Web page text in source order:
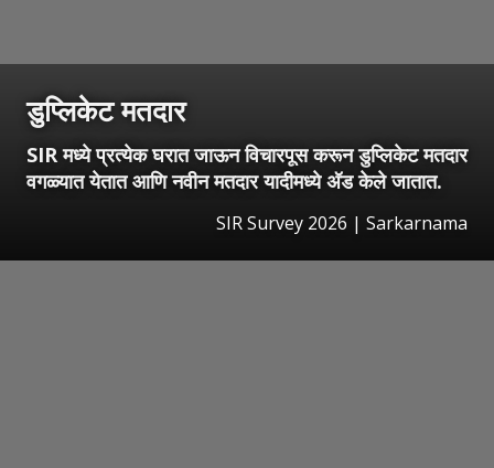
डुप्लिकेट मतदार
SIR मध्ये प्रत्येक घरात जाऊन विचारपूस करून डुप्लिकेट मतदार
वगळ्यात येतात आणि नवीन मतदार यादीमध्ये अ‍ॅड केले जातात.
SIR Survey 2026 | Sarkarnama